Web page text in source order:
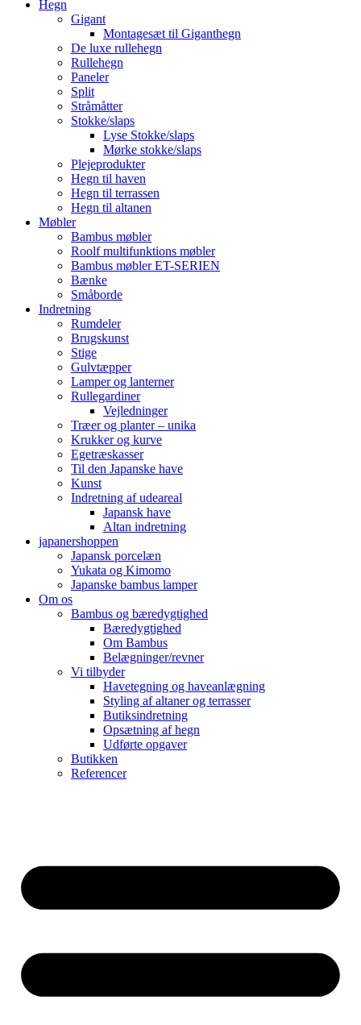
Hegn
Gigant
Montagesæt til Giganthegn
De luxe rullehegn
Rullehegn
Paneler
Split
Stråmåtter
Stokke/slaps
Lyse Stokke/slaps
Mørke stokke/slaps
Plejeprodukter
Hegn til haven
Hegn til terrassen
Hegn til altanen
Møbler
Bambus møbler
Roolf multifunktions møbler
Bambus møbler ET-SERIEN
Bænke
Småborde
Indretning
Rumdeler
Brugskunst
Stige
Gulvtæpper
Lamper og lanterner
Rullegardiner
Vejledninger
Træer og planter – unika
Krukker og kurve
Egetræskasser
Til den Japanske have
Kunst
Indretning af udeareal
Japansk have
Altan indretning
japanershoppen
Japansk porcelæn
Yukata og Kimomo
Japanske bambus lamper
Om os
Bambus og bæredygtighed
Bæredygtighed
Om Bambus
Belægninger/revner
Vi tilbyder
Havetegning og haveanlægning
Styling af altaner og terrasser
Butiksindretning
Opsætning af hegn
Udførte opgaver
Butikken
Referencer